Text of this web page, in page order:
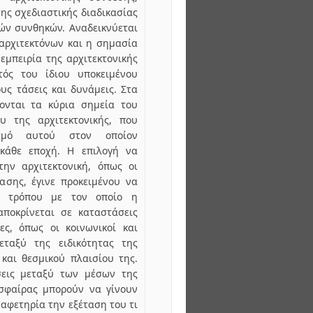
σχεδιαστικής διαδικασίας
συνθηκών. Αναδεικνύεται
και η σημασία
της αρχιτεκτονικής
του ίδιου υποκειμένου
τάσεις και δυνάμεις. Στα
τα κύρια σημεία του
της αρχιτεκτονικής, που
αυτού στον οποίον
εποχή. Η επιλογή να
αρχιτεκτονική, όπως οι
έγινε προκειμένου να
τρόπου με τον οποίο η
σε καταστάσεις
όπως οι κοινωνικοί και
της ειδικότητας της
θεσμικού πλαισίου της.
μεταξύ των μέσων της
μπορούν να γίνουν
την εξέταση του τι